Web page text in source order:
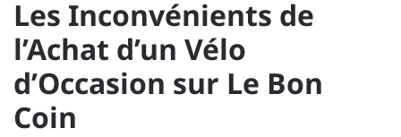
Les Inconvénients de
l’Achat d’un Vélo
d’Occasion sur Le Bon
Coin